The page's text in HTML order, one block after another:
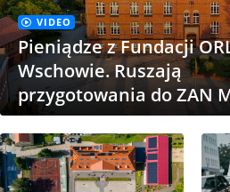
VIDEO
Pieniądze z Fundacji
Wschowie. Ruszają
przygotowania do ZAN